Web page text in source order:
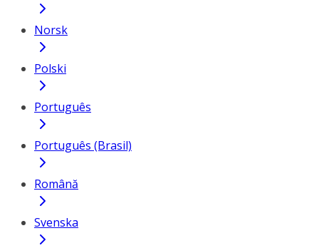
Norsk
Polski
Português
Português (Brasil)
Română
Svenska